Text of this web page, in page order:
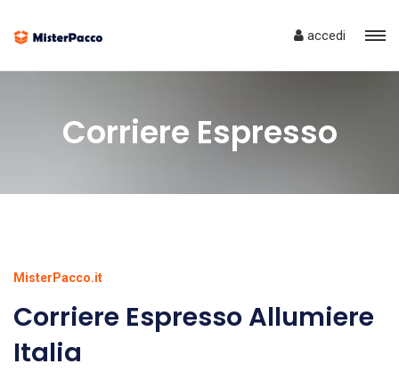
accedi
Corriere Espresso
MisterPacco.it
Corriere Espresso Allumiere
Italia